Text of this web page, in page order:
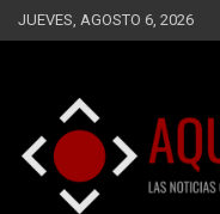
Saltar
al
JUEVES, AGOSTO 6, 2026